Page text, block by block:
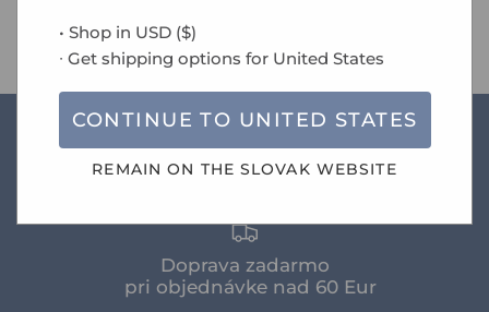
• Shop in USD($)
∙ Get shipping options for United States
CONTINUE TO UNITED STATES
REMAIN ON THE SLOVAK WEBSITE
Novinky
Doprava zadarmo
pri objednávke nad 60 Eur